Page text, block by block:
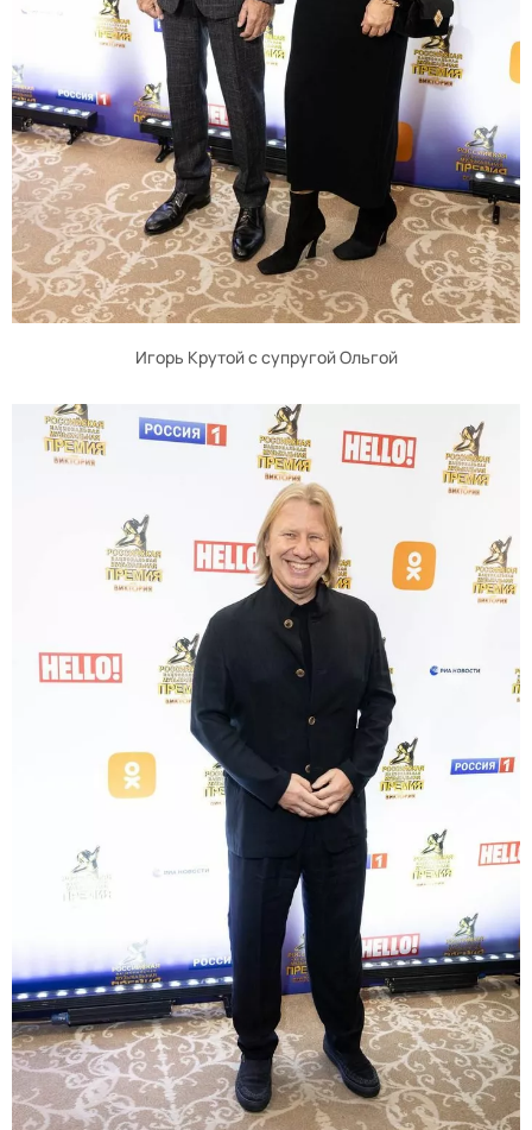
Игорь Крутой с супругой Ольгой